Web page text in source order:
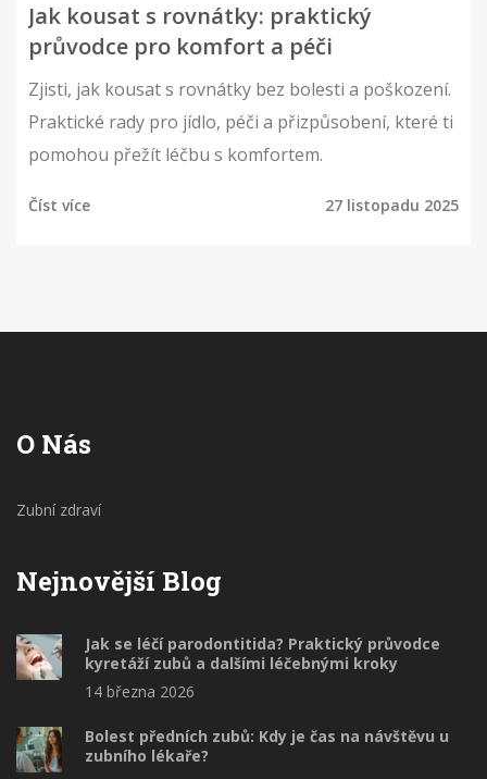
Jak kousat s rovnátky: praktický
průvodce pro komfort a péči
Zjisti, jak kousat s rovnátky bez bolesti a poškození.
Praktické rady pro jídlo, péči a přizpůsobení, které ti
pomohou přežít léčbu s komfortem.
Číst více 27 listopadu 2025
O Nás
Zubní zdraví
Nejnovější Blog
Jak se léčí parodontitida? Praktický průvodce
kyretáží zubů a dalšími léčebnými kroky
14 března 2026
Bolest předních zubů: Kdy je čas na návštěvu u
zubního lékaře?